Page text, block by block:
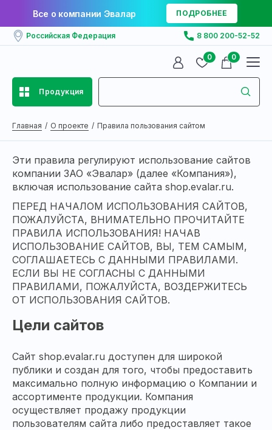
Все о компании Эвалар ПОДРОБНЕЕ
Российская Федерация 8 800 200-52-52
0 0
Продукция
Главная О проекте Правила пользования сайтом
Эти правила регулируют использование сайтов
компании ЗАО «Эвалар» (далее «Компания»),
включая использование сайта shop.evalar.ru.
ПЕРЕД НАЧАЛОМ ИСПОЛЬЗОВАНИЯ САЙТОВ,
ПОЖАЛУЙСТА, ВНИМАТЕЛЬНО ПРОЧИТАЙТЕ
ПРАВИЛА ИСПОЛЬЗОВАНИЯ! НАЧАВ
ИСПОЛЬЗОВАНИЕ САЙТОВ, ВЫ, ТЕМ САМЫМ,
СОГЛАШАЕТЕСЬ С ДАННЫМИ ПРАВИЛАМИ.
ЕСЛИ ВЫ НЕ СОГЛАСНЫ С ДАННЫМИ
ПРАВИЛАМИ, ПОЖАЛУЙСТА, ВОЗДЕРЖИТЕСЬ
ОТ ИСПОЛЬЗОВАНИЯ САЙТОВ.
Цели сайтов
Сайт shop.evalar.ru доступен для широкой
публики и создан для того, чтобы предоставить
максимально полную информацию о Компании и
ассортименте продукции. Компания
осуществляет продажу продукции
пользователям сайта либо предоставляет такое